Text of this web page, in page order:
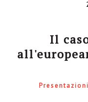
Il
Presentazioni